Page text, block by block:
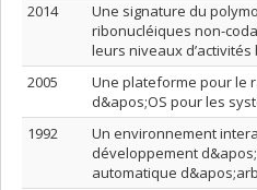
2014
Une signature du
ribonucléiques non-
leurs niveaux
2005
Une plateforme pour le
d&apos;OS pour les
1992
Un environnement
développement
automatique